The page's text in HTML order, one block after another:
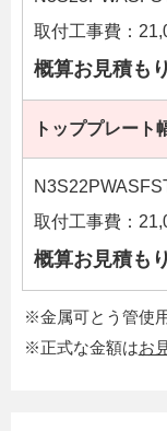
取付工事費：
概算お見積も
トッププレート
取付工事費：
概算お見積も
※金属可とう管使
※正式な金額はお